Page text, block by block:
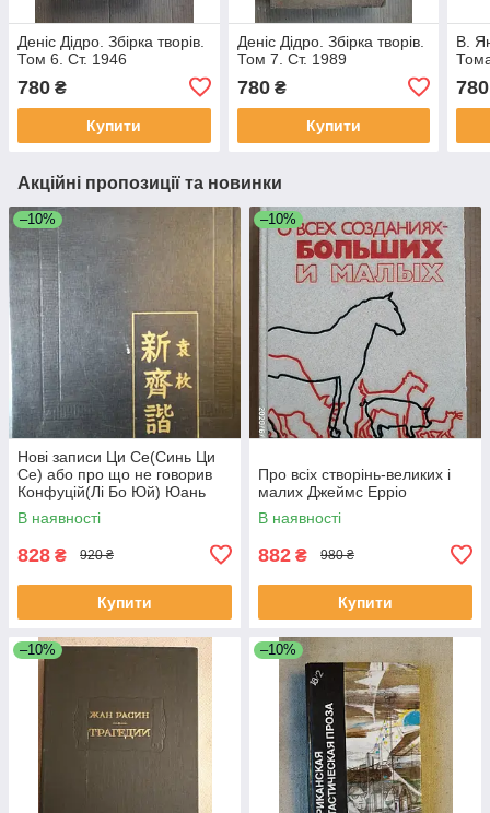
Деніс Дідро. Збірка творів.
Том 6. Ст. 1946
780 ₴
Купити
Деніс Дідро. Збірка творів.
Том 7. Ст. 1989
780₴
Купити
В.
780
Акційні пропозиції та новинки
–10%
Нові записи Ци Се(Синь Ци
Се) або про що не говорив
Конфуцій(Лі Бо Юй) Юань
Мей
В наявності
828 ₴ 920 ₴
Купити
–10%
Про всіх створінь-великих і
малих Джеймс Ерріо
В наявності
882 ₴ 980 ₴
Купити
–10% –10%